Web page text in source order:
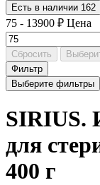
Есть в наличии 162
75 - 13900 ₽ Цена
Сбросить
Фильтр
Выберите фильтры
SIRIUS.
для
400 г